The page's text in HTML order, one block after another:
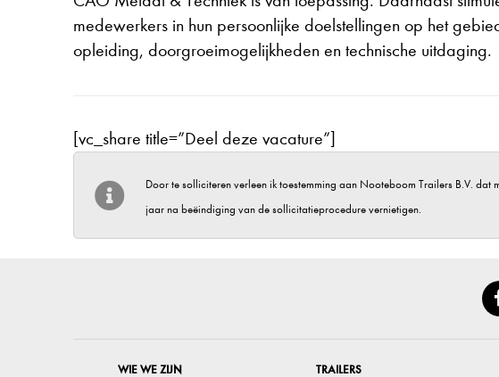
medewerkers in hun persoonlijke doelstellingen op het
opleiding, doorgroeimogelijkheden en technische uitdaging.
[vc_share title=”Deel deze vacature”]
Door te solliciteren verleen ik toestemming aan Nooteboom Trailers B.V.
jaar na beëindiging van de sollicitatieprocedure vernietigen.
WIE WE ZIJN TRAILERS